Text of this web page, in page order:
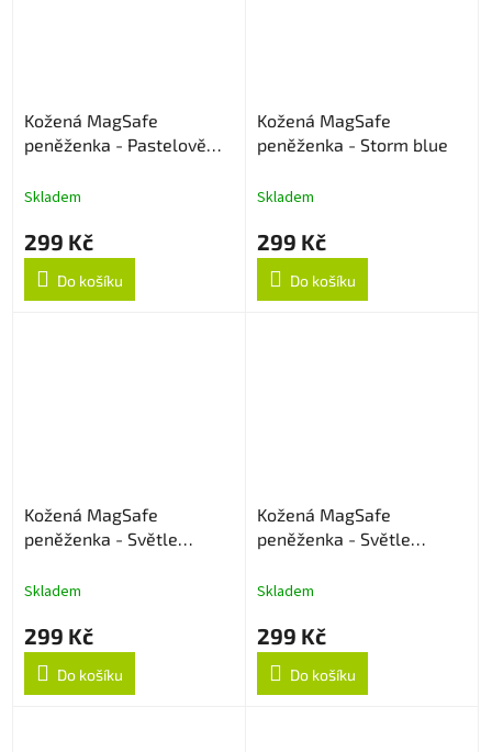
Kožená MagSafe
peněženka - Pastelově
Skladem
299 Kč
Do košíku
Kožená MagSafe
peněženka - Storm blue
Skladem
299 Kč
Do košíku
Kožená MagSafe
peněženka - Světle
Skladem
299 Kč
Do košíku
Kožená MagSafe
peněženka - Světle
Skladem
299 Kč
Do košíku